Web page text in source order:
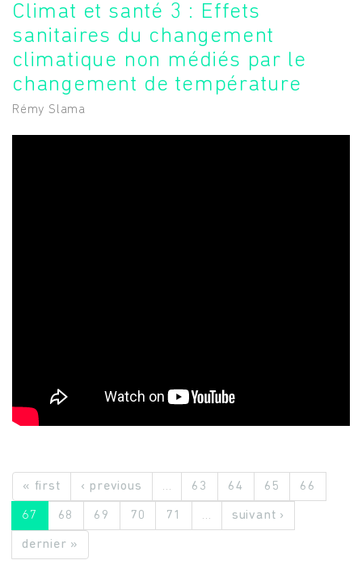
Climat et santé 3 : Effets
sanitaires du changement
climatique non médiés par le
changement de température
Rémy Slama
« first ‹ previous … 63 64 65 66
67 68 69 70 71 … suivant ›
dernier »